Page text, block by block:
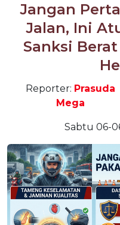
Jangan
Jalan, Ini
Sanksi
Reporter: Prasuda
Mega
Sabtu 06-